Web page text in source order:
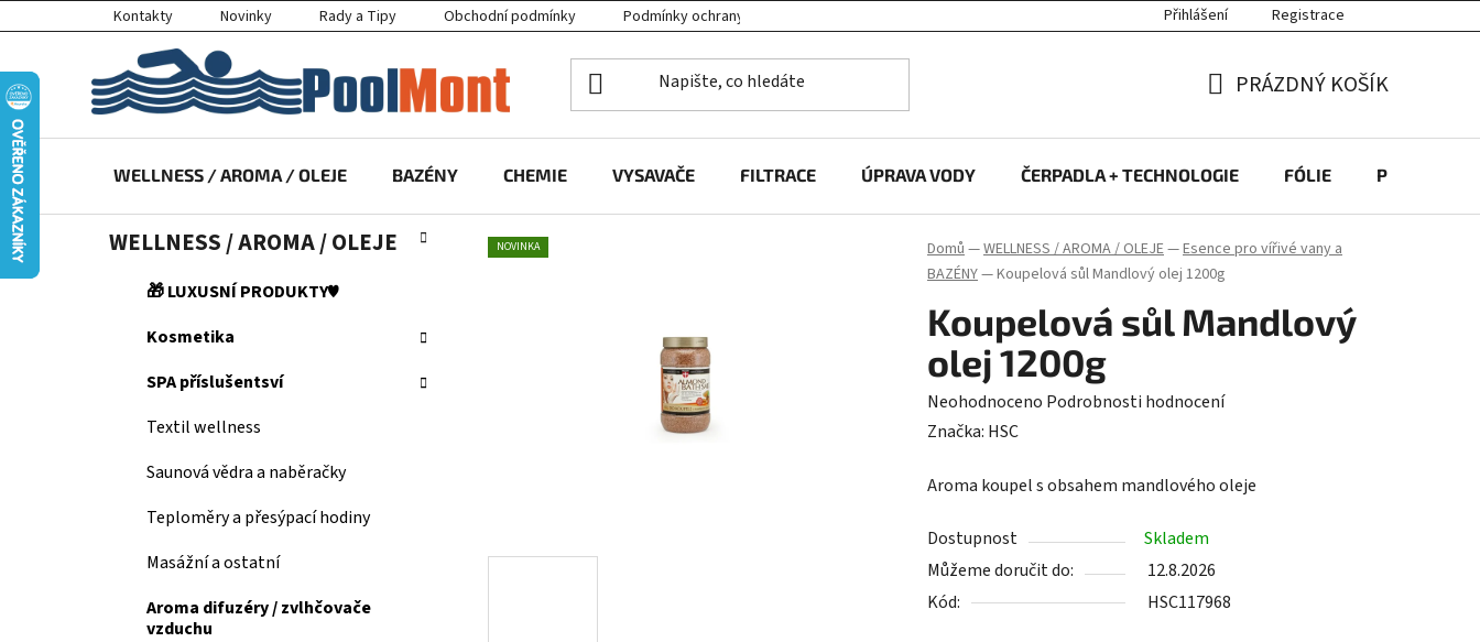
na
Kontakty Novinky Rady a Tipy Obchodní podmínky Podmínky ochrany osobních údajů Přihlášení Registrace
KOŠÍK
PRÁZDNÝ KOŠÍK
WELLNESS / AROMA / OLEJE BAZÉNY CHEMIE VYSAVAČE FILTRACE ÚPRAVA VODY ČERPADLA + TECHNOLOGIE FÓLIE
kategorie
WELLNESS / AROMA / OLEJE
🎁 LUXUSNÍ PRODUKTY♥️
Kosmetika
SPA příslušentsví
Textil wellness
Saunová vědra a naběračky
Teploměry a přesýpací hodiny
Masážní a ostatní
Aroma difuzéry / zvlhčovače
vzduchu
Domů—WELLNESS / AROMA / OLEJE—Esence pro vířivé vany a
BAZÉNY—Koupelová sůl Mandlový olej 1200g
Koupelová sůl Mandlový
olej 1200g
Průměrné
hodnocení
je
z
5
hvězdiček.
Neohodnoceno Podrobnosti hodnocení
Značka: HSC
Aroma koupel s obsahem mandlového oleje
Dostupnost
Skladem
Můžeme doručit do:
12.8.2026
Kód:
HSC117968
NOVINKA